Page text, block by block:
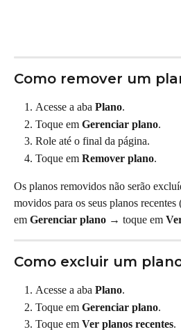
Como remover um
Acesse a aba Plano.
Toque em Gerenciar plano.
Role até o final da página.
Toque em Remover plano.
Os planos removidos não serão
movidos para os seus planos recentes
em Gerenciar plano → toque em
Como excluir um
Acesse a aba Plano.
Toque em Gerenciar plano.
Toque em Ver planos recentes.